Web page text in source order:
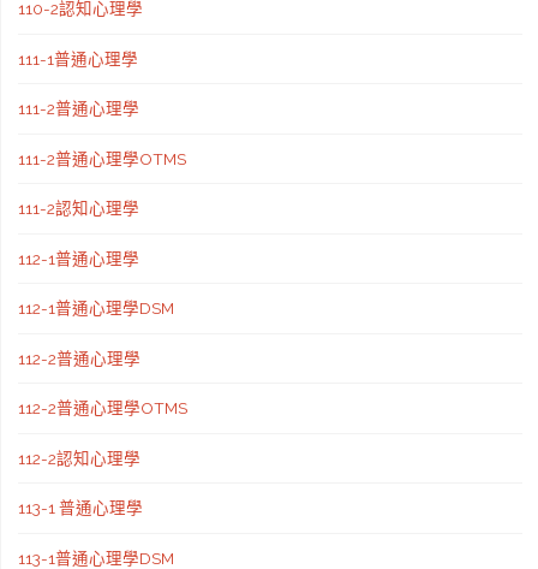
110-2認知心理學
111-1普通心理學
111-2普通心理學
111-2普通心理學OTMS
111-2認知心理學
112-1普通心理學
112-1普通心理學DSM
112-2普通心理學
112-2普通心理學OTMS
112-2認知心理學
113-1 普通心理學
113-1普通心理學DSM